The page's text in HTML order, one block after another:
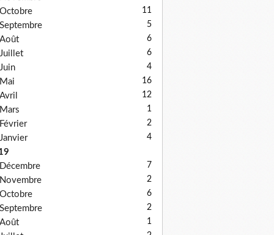
Octobre 11
Septembre 5
Août 6
Juillet 6
Juin 4
Mai 16
Avril 12
Mars 1
Février 2
Janvier 4
Décembre
7
Novembre 2
Octobre 6
Septembre 2
Août 1